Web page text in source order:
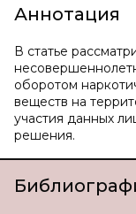
Аннотация
В статье
оборотом
веществ на
участия данных
решения.